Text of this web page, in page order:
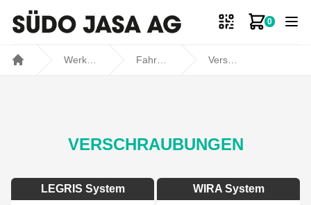
0
Zum
VERSCHRAUBUNGEN
LEGRIS System WIRA System